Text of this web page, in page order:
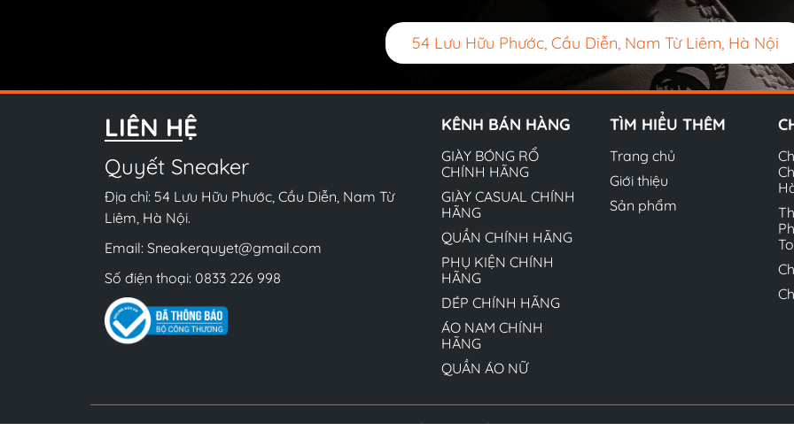
54 Lưu Hữu Phước, Cầu Diễn, Nam Từ Liêm, Hà Nội
LIÊN HỆ
Quyết Sneaker
Địa chỉ: 54 Lưu Hữu Phước, Cầu Diễn, Nam Từ
Liêm, Hà Nội.
Email: Sneakerquyet@gmail.com
Số điện thoại: 0833 226 998
KÊNH BÁN HÀNG
GIÀY BÓNG RỔ
CHÍNH HÃNG
GIÀY CASUAL CHÍNH
HÃNG
QUẦN CHÍNH HÃNG
PHỤ KIỆN CHÍNH
HÃNG
DÉP CHÍNH HÃNG
ÁO NAM CHÍNH
HÃNG
QUẦN ÁO NỮ
TÌM HIỂU THÊM
Trang chủ
Giới thiệu
Sản phẩm